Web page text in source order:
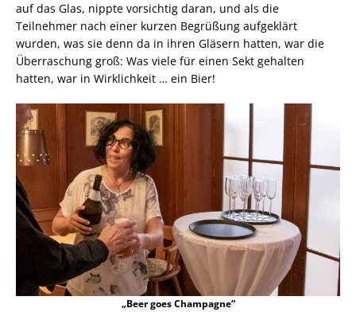
auf das Glas, nippte vorsichtig daran, und als die
Teilnehmer nach einer kurzen Begrüßung aufgeklärt
wurden, was sie denn da in ihren Gläsern hatten, war die
Überraschung groß: Was viele für einen Sekt gehalten
hatten, war in Wirklichkeit … ein Bier!
„Beer goes Champagne“